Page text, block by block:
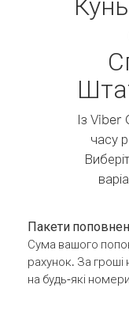
Із Viber
часу
Пакети
Сума вашого
рахунок. За
на будь-які